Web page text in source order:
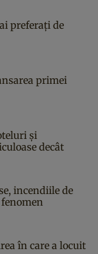
preferați de
primei
și
decât
incendiile de
în care a locuit